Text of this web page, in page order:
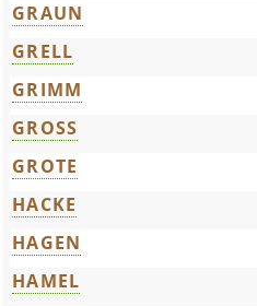
GRAUN
GRELL
GRIMM
GROSS
GROTE
HACKE
HAGEN
HAMEL